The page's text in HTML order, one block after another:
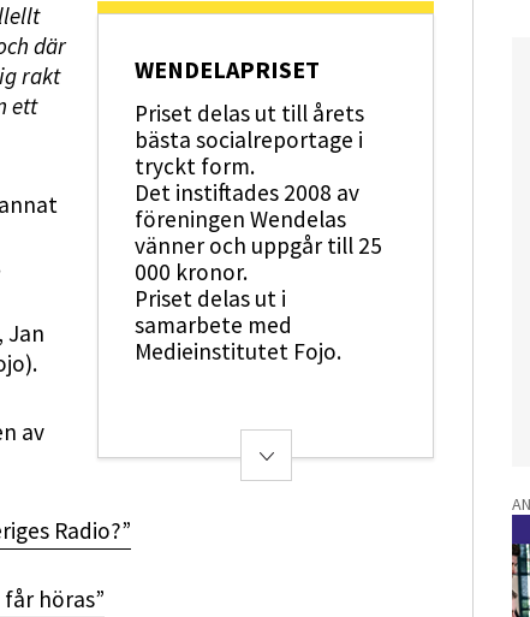
WENDELAPRISET
Priset delas ut till årets
bästa socialreportage i
tryckt form.
Det instiftades 2008 av
föreningen Wendelas
vänner och uppgår till 25
000 kronor.
Priset delas ut i
samarbete med
Medieinstitutet Fojo.
där
rakt
ett
Jan
av
Radio?”
höras”